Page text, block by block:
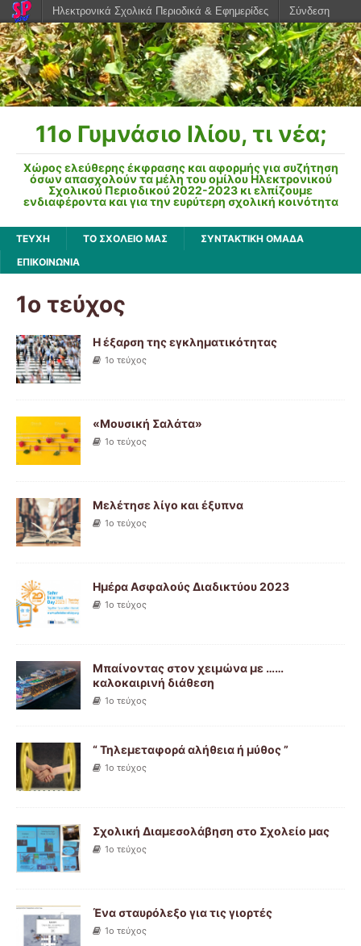
11o Γυμνάσιο Ιλίου, τι νέα;
Χώρος ελεύθερης έκφρασης και αφορμής για συζήτηση
όσων απασχολούν τα μέλη του ομίλου Ηλεκτρονικού
Σχολικού Περιοδικού 2022-2023 κι ελπίζουμε
ενδιαφέροντα και για την ευρύτερη σχολική κοινότητα
ΤΕΥΧΗ ΤΟ ΣΧΟΛΕΙΟ ΜΑΣ
ΣΥΝΤΑΚΤΙΚΗ ΟΜΑΔΑ
ΕΠΙΚΟΙΝΩΝΙΑ
1ο τεύχος
Η έξαρση της εγκληματικότητας
1ο τεύχος
«Μουσική Σαλάτα»
1ο τεύχος
Μελέτησε λίγο και έξυπνα
1ο τεύχος
Ημέρα Ασφαλούς Διαδικτύου 2023
1ο τεύχος
Μπαίνοντας στον χειμώνα με ……
καλοκαιρινή διάθεση
1ο τεύχος
“ Τηλεμεταφορά αλήθεια ή μύθος ”
1ο τεύχος
Σχολική Διαμεσολάβηση στο Σχολείο μας
1ο τεύχος
Ένα σταυρόλεξο για τις γιορτές
1ο τεύχος
Ηλεκτρονικά Σχολικά Περιοδικά & Εφημερίδες Σύνδεση